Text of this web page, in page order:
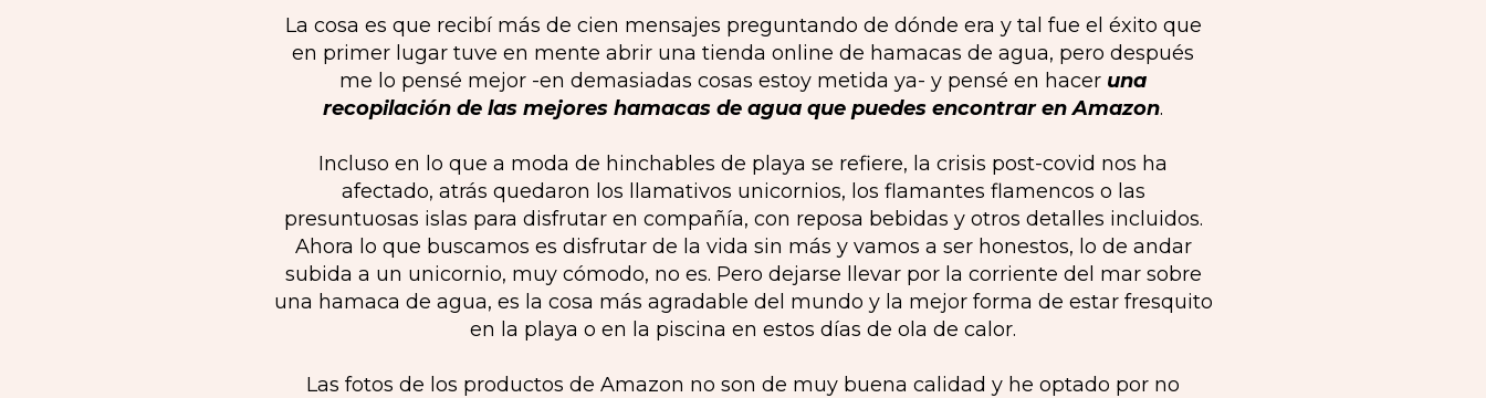
La cosa es que recibí más de cien mensajes preguntando de dónde era y tal fue el éxito que
en primer lugar tuve en mente abrir una tienda online de hamacas de agua, pero después
me lo pensé mejor -en demasiadas cosas estoy metida ya- y pensé en hacer una
recopilación de las mejores hamacas de agua que puedes encontrar en Amazon.
Incluso en lo que a moda de hinchables de playa se refiere, la crisis post-covid nos ha
afectado, atrás quedaron los llamativos unicornios, los flamantes flamencos o las
presuntuosas islas para disfrutar en compañía, con reposa bebidas y otros detalles incluidos.
Ahora lo que buscamos es disfrutar de la vida sin más y vamos a ser honestos, lo de andar
subida a un unicornio, muy cómodo, no es. Pero dejarse llevar por la corriente del mar sobre
una hamaca de agua, es la cosa más agradable del mundo y la mejor forma de estar fresquito
en la playa o en la piscina en estos días de ola de calor.
Las fotos de los productos de Amazon no son de muy buena calidad y he optado por no